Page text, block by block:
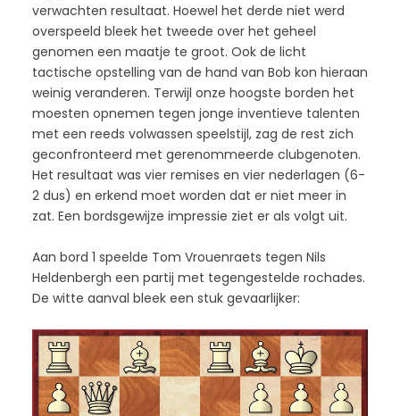
verwachten resultaat. Hoewel het derde niet werd
overspeeld bleek het tweede over het geheel
genomen een maatje te groot. Ook de licht
tactische opstelling van de hand van Bob kon hieraan
weinig veranderen. Terwijl onze hoogste borden het
moesten opnemen tegen jonge inventieve talenten
met een reeds volwassen speelstijl, zag de rest zich
geconfronteerd met gerenommeerde clubgenoten.
Het resultaat was vier remises en vier nederlagen (6-
2 dus) en erkend moet worden dat er niet meer in
zat. Een bordsgewijze impressie ziet er als volgt uit.
Aan bord 1 speelde Tom Vrouenraets tegen Nils
Heldenbergh een partij met tegengestelde rochades.
De witte aanval bleek een stuk gevaarlijker: